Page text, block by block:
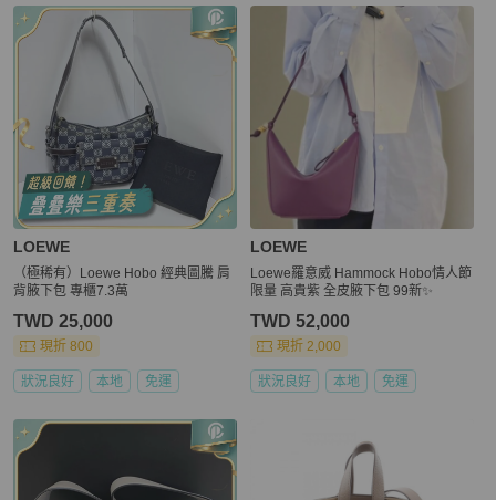
LOEWE
（極稀有）Loewe Hobo 經典圖騰 肩
背腋下包 專櫃7.3萬
TWD 25,000
現折 800
狀況良好 本地 免運
LOEWE
Loewe羅意威 Hammock Hobo情人節
限量 高貴紫 全皮腋下包 99新✨️
TWD 52,000
現折 2,000
狀況良好 本地 免運